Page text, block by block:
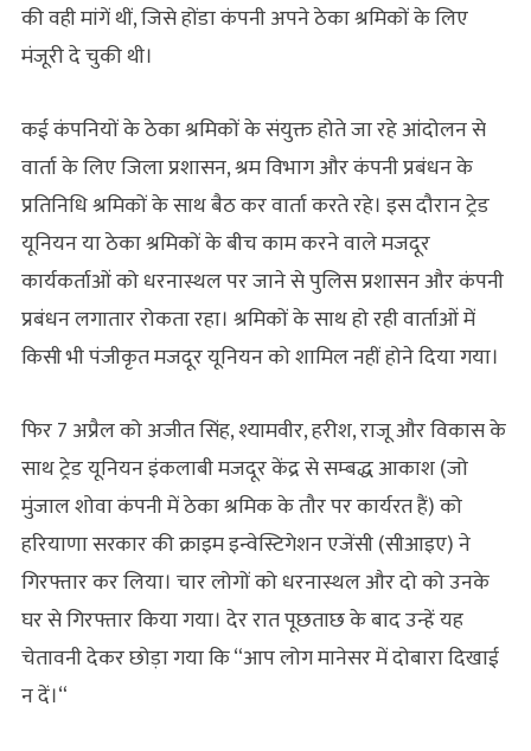
की वही मांगें थीं, जिसे होंडा कंपनी अपने ठेका श्रमिकों के लिए
मंजूरी दे चुकी थी।
कई कंपनियों के ठेका श्रमिकों के संयुक्त होते जा रहे आंदोलन से
वार्ता के लिए जिला प्रशासन, श्रम विभाग और कंपनी प्रबंधन के
प्रतिनिधि श्रमिकों के साथ बैठ कर वार्ता करते रहे। इस दौरान ट्रेड
यूनियन या ठेका श्रमिकों के बीच काम करने वाले मजदूर
कार्यकर्ताओं को धरनास्थल पर जाने से पुलिस प्रशासन और कंपनी
प्रबंधन लगातार रोकता रहा। श्रमिकों के साथ हो रही वार्ताओं में
किसी भी पंजीकृत मजदूर यूनियन को शामिल नहीं होने दिया गया।
फिर 7 अप्रैल को अजीत सिंह, श्यामवीर, हरीश, राजू और विकास के
साथ ट्रेड यूनियन इंकलाबी मजदूर केंद्र से सम्‍बद्ध आकाश (जो
मुंजाल शोवा कंपनी में ठेका श्रमिक के तौर पर कार्यरत हैं) को
हरियाणा सरकार की क्राइम इन्वेस्टिगेशन एजेंसी (सीआइए) ने
गिरफ्तार कर लिया। चार लोगों को धरनास्थल और दो को उनके
घर से गिरफ्तार किया गया। देर रात पूछताछ के बाद उन्हें यह
चेतावनी देकर छोड़ा गया कि “आप लोग मानेसर में दोबारा दिखाई
न दें।“